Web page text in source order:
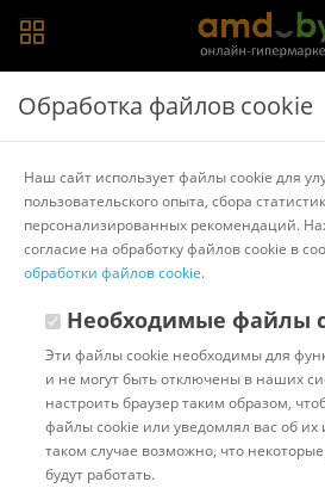
Главная > Каталог товаров
овощечистки, точилки > Samura
Кухонный нож Samura Golf SG-
Другие товары Samura
Обработка файлов cookie
Наш сайт использует файлы cookie для
пользовательского опыта, сбора
персонализированных рекомендаций.
согласие на обработку файлов cookie в
обработки файлов cookie.
Необходимые файлы
Эти файлы cookie необходимы для
и не могут быть отключены в наших
настроить браузер таким образом,
файлы cookie или уведомлял вас об их
таком случае возможно, что
будут работать.